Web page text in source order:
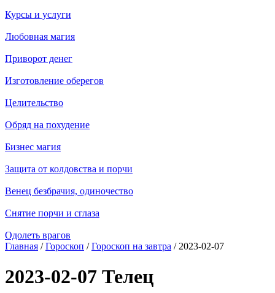
Курсы и услуги
Любовная магия
Приворот денег
Изготовление оберегов
Целительство
Обряд на похудение
Бизнес магия
Защита от колдовства и порчи
Венец безбрачия, одиночество
Снятие порчи и сглаза
Одолеть врагов
Главная /Гороскоп /Гороскоп на завтра / 2023-02-07
2023-02-07 Телец